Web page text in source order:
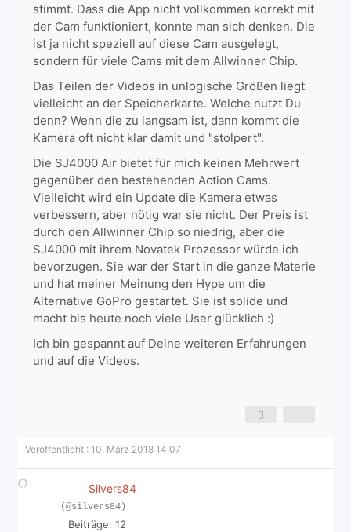
stimmt. Dass die App nicht vollkommen korrekt mit
der Cam funktioniert, konnte man sich denken. Die
ist ja nicht speziell auf diese Cam ausgelegt,
sondern für viele Cams mit dem Allwinner Chip.
Das Teilen der Videos in unlogische Größen liegt
vielleicht an der Speicherkarte. Welche nutzt Du
denn? Wenn die zu langsam ist, dann kommt die
Kamera oft nicht klar damit und "stolpert".
Die SJ4000 Air bietet für mich keinen Mehrwert
gegenüber den bestehenden Action Cams.
Vielleicht wird ein Update die Kamera etwas
verbessern, aber nötig war sie nicht. Der Preis ist
durch den Allwinner Chip so niedrig, aber die
SJ4000 mit ihrem Novatek Prozessor würde ich
bevorzugen. Sie war der Start in die ganze Materie
und hat meiner Meinung den Hype um die
Alternative GoPro gestartet. Sie ist solide und
macht bis heute noch viele User glücklich :)
Ich bin gespannt auf Deine weiteren Erfahrungen
und auf die Videos.
Veröffentlicht : 10. März 2018 14:07
Silvers84
(@silvers84)
Beiträge: 12